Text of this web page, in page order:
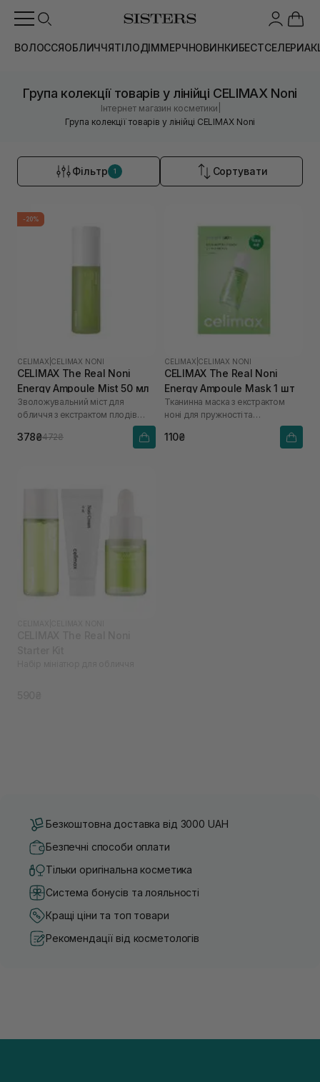
ВОЛОССЯОБЛИЧЧЯТІЛОДІММЕРЧНОВИНКИБЕСТСЕЛЕРИ
Група колекції товарів у лінійці CELIMAX Noni
Інтернет магазин косметики
Група колекції товарів у лінійці CELIMAX Noni
Фільтр 1 Сортувати
-20%
CELIMAX CELIMAX NONI
CELIMAX The Real Noni
Energy Ampoule Mist 50 мл
Зволожувальний міст для
обличчя з екстрактом плодів
378₴472₴
CELIMAX CELIMAX NONI
CELIMAX The Real Noni
Energy Ampoule Mask 1 шт
Тканинна маска з екстрактом
ноні для пружності та
110₴
Безкоштовна доставка від 3000 UAH
Безпечні способи оплати
Тільки оригінальна косметика
Система бонусів та лояльності
Кращі ціни та топ товари
Рекомендації від косметологів